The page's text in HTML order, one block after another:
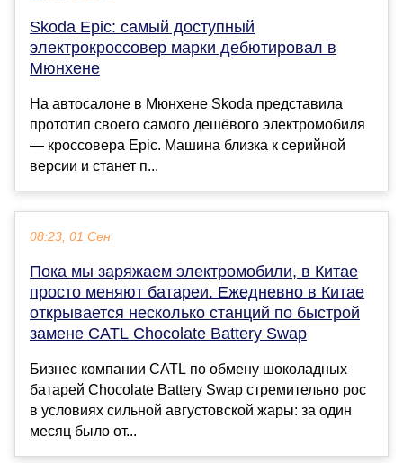
Skoda Epic: самый доступный
электрокроссовер марки дебютировал в
Мюнхене
На автосалоне в Мюнхене Skoda представила
прототип своего самого дешёвого электромобиля
— кроссовера Epic. Машина близка к серийной
версии и станет п...
08:23, 01 Сен
Пока мы заряжаем электромобили, в Китае
просто меняют батареи. Ежедневно в Китае
открывается несколько станций по быстрой
замене CATL Chocolate Battery Swap
Бизнес компании CATL по обмену шоколадных
батарей Chocolate Battery Swap стремительно рос
в условиях сильной августовской жары: за один
месяц было от...